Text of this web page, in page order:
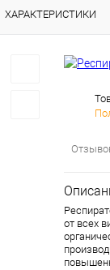
ХАРАКТЕРИСТИКИ
от всех